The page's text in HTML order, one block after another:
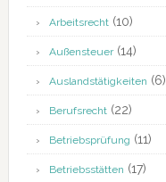
Arbeitsrecht(10)
Außensteuer(14)
Auslandstätigkeiten (6)
Berufsrecht(22)
Betriebsprüfung (11)
Betriebsstätten (17)